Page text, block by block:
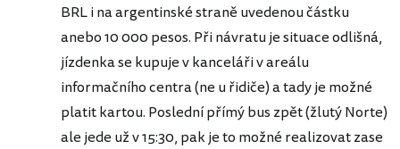
BRL i na argentinské straně uvedenou částku
anebo 10 000 pesos. Při návratu je situace odlišná,
jízdenka se kupuje v kanceláři v areálu
informačního centra (ne u řidiče) a tady je možné
platit kartou. Poslední přímý bus zpět (žlutý Norte)
ale jede už v 15:30, pak je to možné realizovat zase